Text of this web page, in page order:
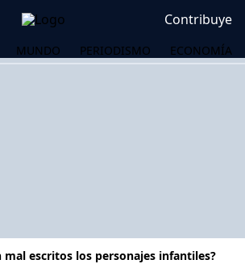
Contribuye
MUNDO PERIODISMO ECONOMÍA
mal escritos los personajes infantiles?